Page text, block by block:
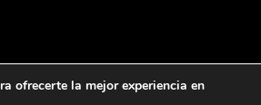
ofrecerte la mejor experiencia en